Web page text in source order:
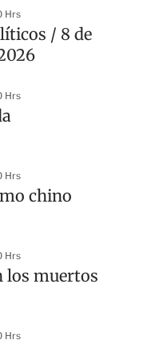
Hrs
/ 8 de
Hrs
Hrs
chino
Hrs
los muertos
Hrs